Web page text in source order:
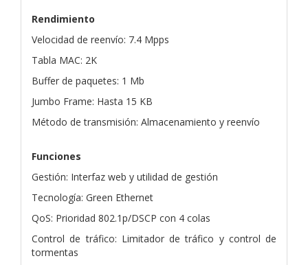
Rendimiento
Velocidad de reenvío: 7.4 Mpps
Tabla MAC: 2K
Buffer de paquetes: 1 Mb
Jumbo Frame: Hasta 15 KB
Método de transmisión: Almacenamiento y reenvío
Funciones
Gestión: Interfaz web y utilidad de gestión
Tecnología: Green Ethernet
QoS: Prioridad 802.1p/DSCP con 4 colas
Control de tráfico: Limitador de tráfico y control de
tormentas